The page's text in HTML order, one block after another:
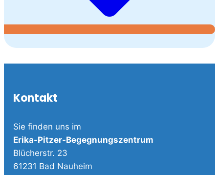
Kontakt
Sie finden uns im
Erika-Pitzer-Begegnungszentrum
Blücherstr. 23
61231 Bad Nauheim